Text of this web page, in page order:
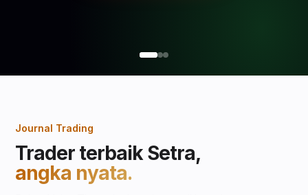
Journal Trading
Trader terbaik Setra,
angka nyata.